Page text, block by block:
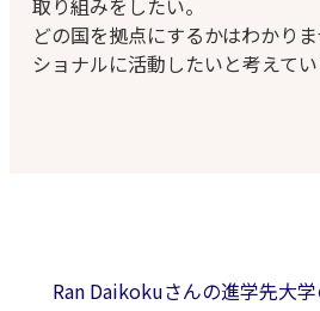
取り組みをしたい。
どの国を拠点にするかはわかりま
ショナルに活動したいと考えてい
Ran Daikokuさんの進学先大